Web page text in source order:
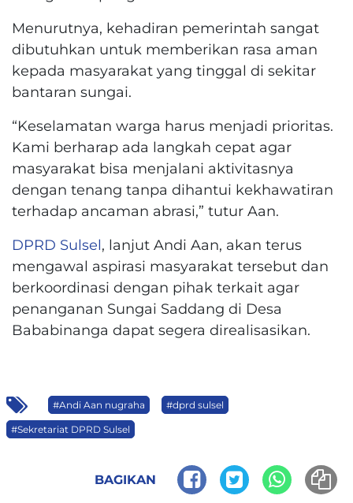
Menurutnya, kehadiran pemerintah sangat
dibutuhkan untuk memberikan rasa aman
kepada masyarakat yang tinggal di sekitar
bantaran sungai.
“Keselamatan warga harus menjadi prioritas.
Kami berharap ada langkah cepat agar
masyarakat bisa menjalani aktivitasnya
dengan tenang tanpa dihantui kekhawatiran
terhadap ancaman abrasi,” tutur Aan.
DPRD Sulsel, lanjut Andi Aan, akan terus
mengawal aspirasi masyarakat tersebut dan
berkoordinasi dengan pihak terkait agar
penanganan Sungai Saddang di Desa
Bababinanga dapat segera direalisasikan.
#Andi Aan nugraha #dprd sulsel
#Sekretariat DPRD Sulsel
BAGIKAN